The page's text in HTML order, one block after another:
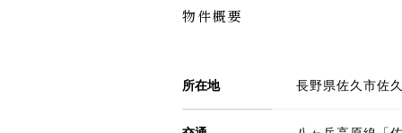
物件概要
所在地 長野県佐久市佐